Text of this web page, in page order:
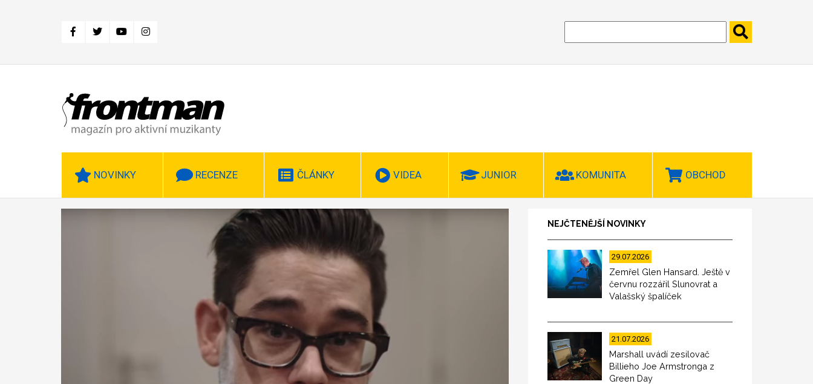
NOVINKY RECENZE ČLÁNKY VIDEA JUNIOR KOMUNITA OBCHOD
NEJČTENĚJŠÍ NOVINKY
29.07.2026
Zemřel Glen Hansard. Ještě v
červnu rozzářil Slunovrat a
Valašský špalíček
21.07.2026
Marshall uvádí zesilovač
Billieho Joe Armstronga z
Green Day